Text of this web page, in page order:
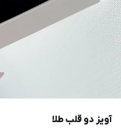
آویز دو قلب طلا